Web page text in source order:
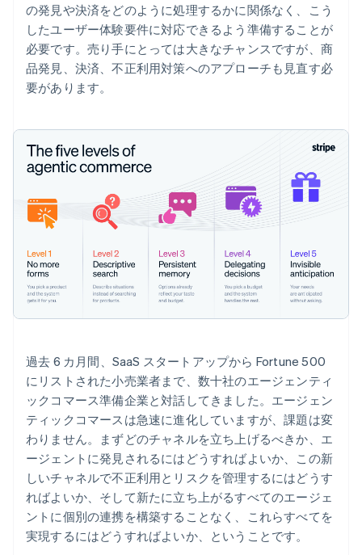
の発見や決済をどのように処理するかに関係なく、こう
したユーザー体験要件に対応できるよう準備することが
必要です。売り手にとっては大きなチャンスですが、商
品発見、決済、不正利用対策へのアプローチも見直す必
要があります。
過去 6 カ月間、SaaS スタートアップから Fortune 500
にリストされた小売業者まで、数十社のエージェンティ
ックコマース準備企業と対話してきました。エージェン
ティックコマースは急速に進化していますが、課題は変
わりません。まずどのチャネルを立ち上げるべきか、エ
ージェントに発見されるにはどうすればよいか、この新
しいチャネルで不正利用とリスクを管理するにはどうす
ればよいか、そして新たに立ち上がるすべてのエージェ
ントに個別の連携を構築することなく、これらすべてを
実現するにはどうすればよいか、ということです。